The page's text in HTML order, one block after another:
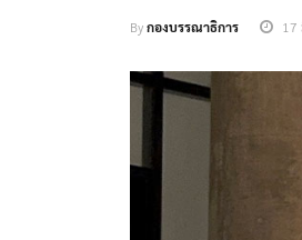
Byกองบรรณาธิการ 17